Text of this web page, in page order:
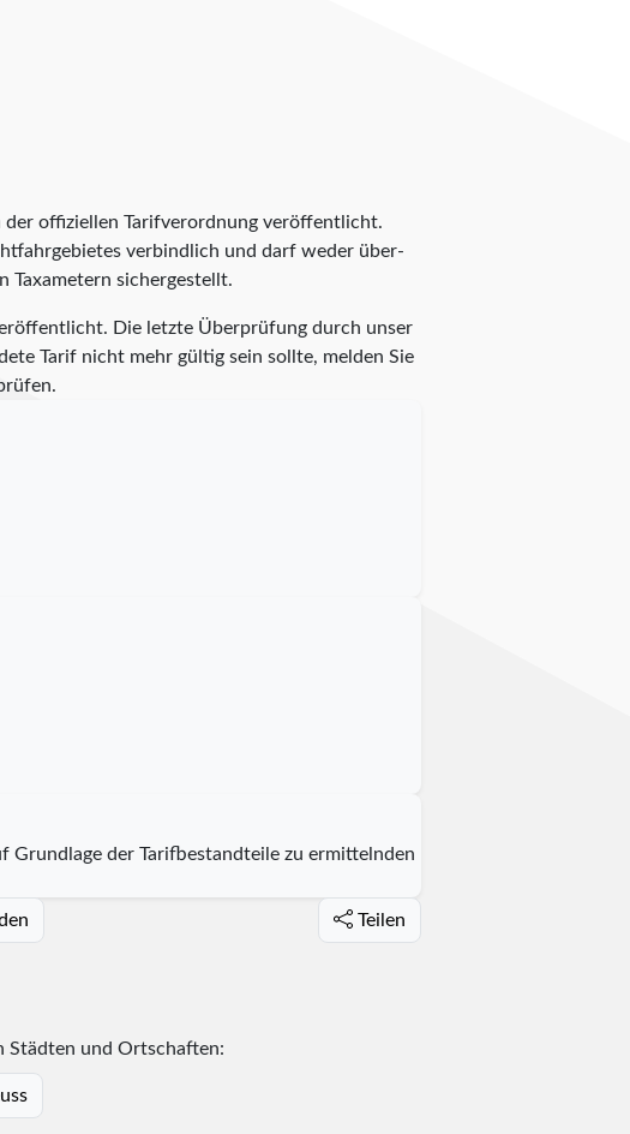
der offiziellen Tarifverordnung veröffentlicht.
verbindlich und darf weder über-
Taxametern sichergestellt.
Die letzte Überprüfung durch unser
Tarif nicht mehr gültig sein sollte, melden Sie
Grundlage der Tarifbestandteile zu ermittelnden
Teilen
Städten und Ortschaften: